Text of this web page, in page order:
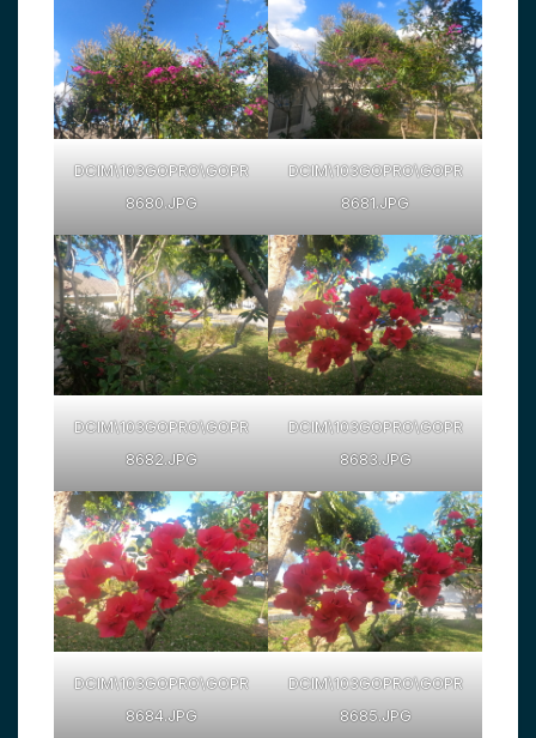
DCIM\103GOPRO\GOPR
8680.JPG
DCIM\103GOPRO\GOPR
8681.JPG
DCIM\103GOPRO\GOPR
8682.JPG
DCIM\103GOPRO\GOPR
8683.JPG
DCIM\103GOPRO\GOPR
8684.JPG
DCIM\103GOPRO\GOPR
8685.JPG